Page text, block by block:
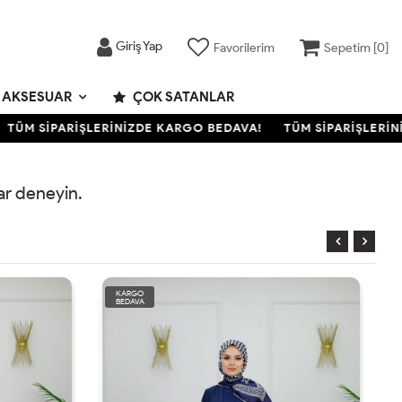
Giriş Yap Favorilerim Sepetim [0]
AKSESUAR ÇOK SATANLAR
TÜM SİPARİŞLERİNİZDE KARGO BEDAVA! TÜM
deneyin.
KARGO
BEDAVA